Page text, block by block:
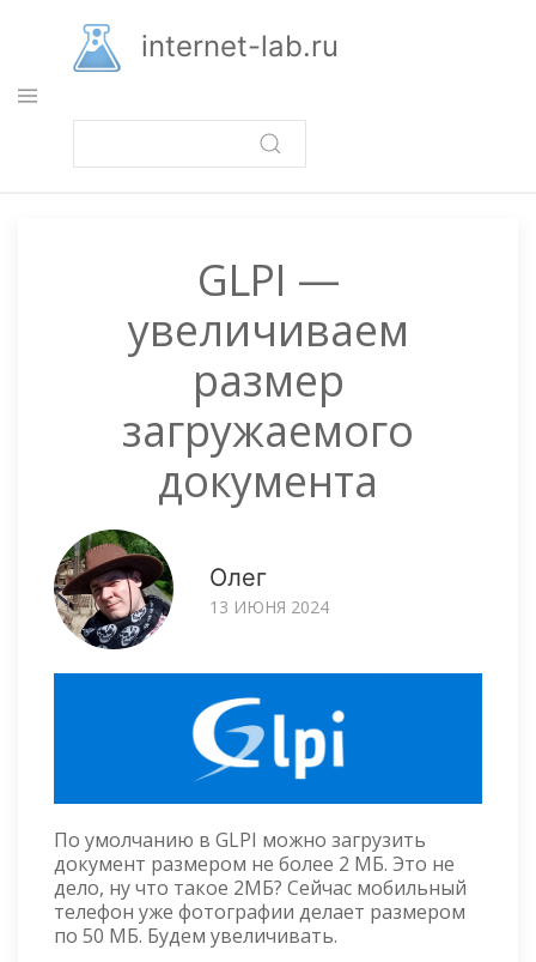
основному
содержанию
internet-lab.ru
GLPI —
увеличиваем
размер
загружаемого
документа
Олег
13 ИЮНЯ 2024
По умолчанию в GLPI можно загрузить
документ размером не более 2 МБ. Это не
дело, ну что такое 2МБ? Сейчас мобильный
телефон уже фотографии делает размером
по 50 МБ. Будем увеличивать.